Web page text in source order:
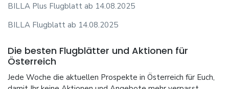
BILLA Plus Flugblatt ab 14.08.2025
BILLA Flugblatt ab 14.08.2025
Die besten Flugblätter und Aktionen für
Österreich
Jede Woche die aktuellen Prospekte in Österreich für Euch,